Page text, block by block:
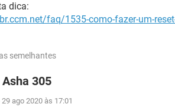
dica:
faq/1535-como-fazer-um-
semelhantes
305
29 ago 2020 às 17:01